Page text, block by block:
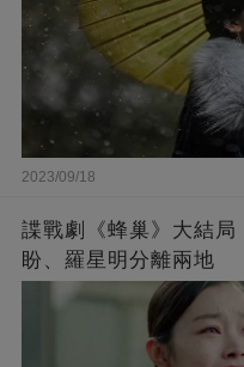
2023/09/18
諜戰劇《蜂巢》大結
盼、羅星明分離兩地